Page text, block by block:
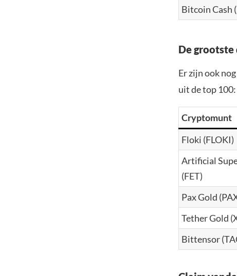
Bitcoin Cash
De grootste
Er zijn ook
uit de top 100:
Cryptomunt
Floki (FLOKI)
Artificial
(FET)
Pax Gold
Tether Gold
Bittensor